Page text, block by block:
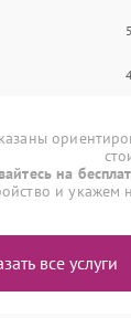
на
и укажем
все услуги